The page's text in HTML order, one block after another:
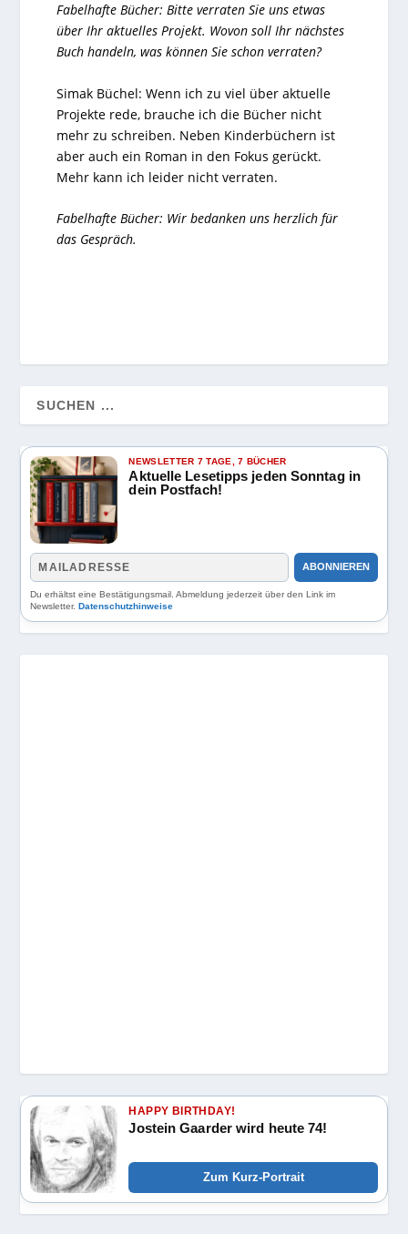
Fabelhafte Bücher: Bitte verraten Sie uns etwas
über Ihr aktuelles Projekt. Wovon soll Ihr nächstes
Buch handeln, was können Sie schon verraten?
Simak Büchel: Wenn ich zu viel über aktuelle
Projekte rede, brauche ich die Bücher nicht
mehr zu schreiben. Neben Kinderbüchern ist
aber auch ein Roman in den Fokus gerückt.
Mehr kann ich leider nicht verraten.
Fabelhafte Bücher: Wir bedanken uns herzlich für
das Gespräch.
NEWSLETTER 7 TAGE, 7 BÜCHER
Aktuelle Lesetipps jeden Sonntag in
dein Postfach!
ABONNIEREN
Du erhältst eine Bestätigungsmail. Abmeldung jederzeit über den Link im
Newsletter.Datenschutzhinweise
HAPPY BIRTHDAY!
Jostein Gaarder wird heute 74!
Zum Kurz-Portrait